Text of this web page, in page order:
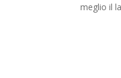
meglio il